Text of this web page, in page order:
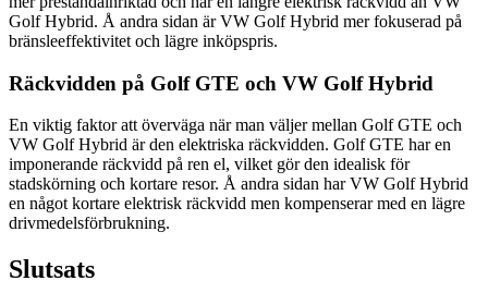
Golf Hybrid. Å andra sidan är VW Golf Hybrid mer fokuserad på
bränsleeffektivitet och lägre inköpspris.
Räckvidden på Golf GTE och VW Golf Hybrid
En viktig faktor att överväga när man väljer mellan Golf GTE och
VW Golf Hybrid är den elektriska räckvidden. Golf GTE har en
imponerande räckvidd på ren el, vilket gör den idealisk för
stadskörning och kortare resor. Å andra sidan har VW Golf Hybrid
en något kortare elektrisk räckvidd men kompenserar med en lägre
drivmedelsförbrukning.
Slutsats